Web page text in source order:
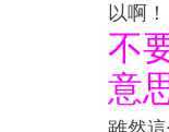
以啊！
不
意